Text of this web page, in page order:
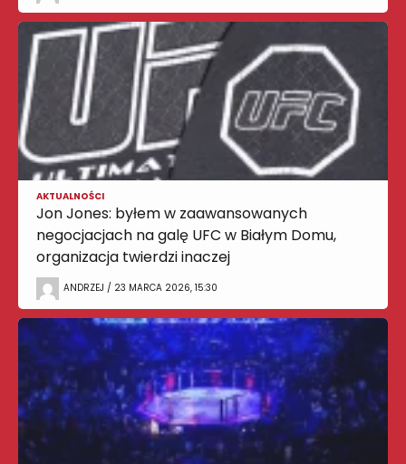
AKTUALNOŚCI
Jon Jones: byłem w zaawansowanych
negocjacjach na galę UFC w Białym Domu,
organizacja twierdzi inaczej
ANDRZEJ / 23 MARCA 2026, 15:30